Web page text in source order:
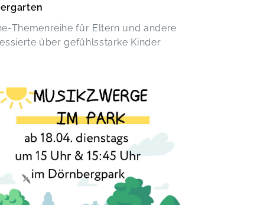
Themenreihe für Eltern und andere
über gefühlsstarke Kinder